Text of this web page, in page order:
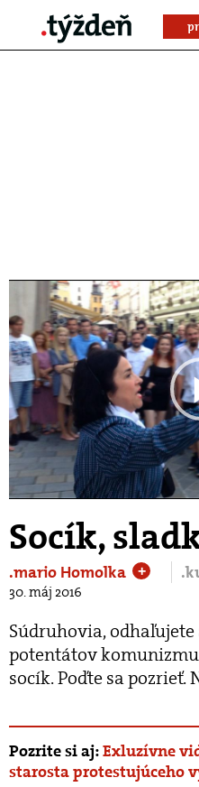
Socík,
.mario Homolka +
30. máj 2016
Súdruhovia,
potentátov
socík. Poďte sa pozrieť.
Pozrite si aj:Exluzívne
starosta protestujúceho